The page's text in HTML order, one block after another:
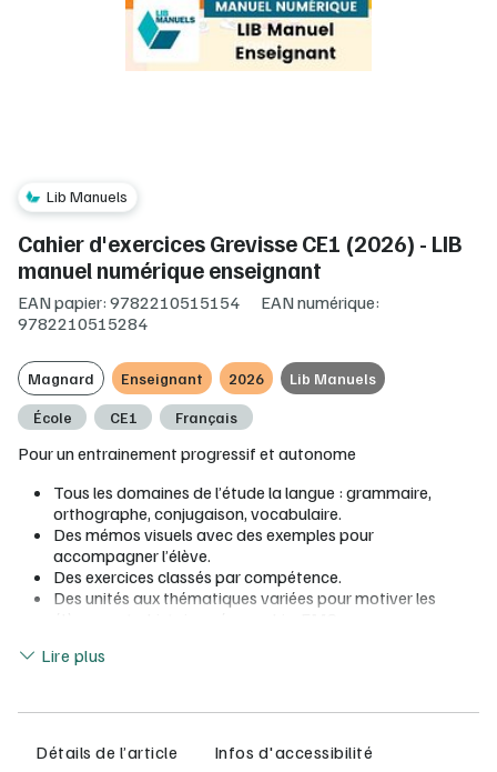
Lib Manuels
Cahier d'exercices Grevisse CE1 (2026) - LIB
manuel numérique enseignant
EAN papier: 9782210515154
EAN numérique:
9782210515284
Magnard Enseignant 2026 Lib Manuels
École CE1 Français
Pour un entrainement progressif et autonome
Tous les domaines de l’étude la langue : grammaire,
orthographe, conjugaison, vocabulaire.
Des mémos visuels avec des exemples pour
accompagner l’élève.
Des exercices classés par compétence.
Des unités aux thématiques variées pour motiver les
différenciation et encourager les élèves à aller plus loin.
Le + classe équipée* :
La version numérique enseignant avec :
Lire plus
Détails de l’article
Infos d'accessibilité